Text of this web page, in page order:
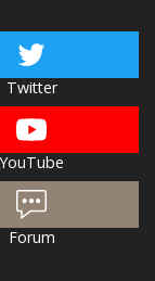
Twitter
YouTube
Forum